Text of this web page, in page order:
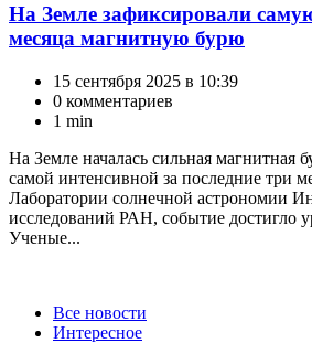
На Земле зафиксировали
месяца магнитную бурю
15 сентября 2025 в 10:39
0 комментариев
1 min
На Земле началась сильная магнитная
самой интенсивной за последние три
Лаборатории солнечной астрономии
исследований РАН, событие достигло
Ученые...
КатегорииВсе новости
Интересное